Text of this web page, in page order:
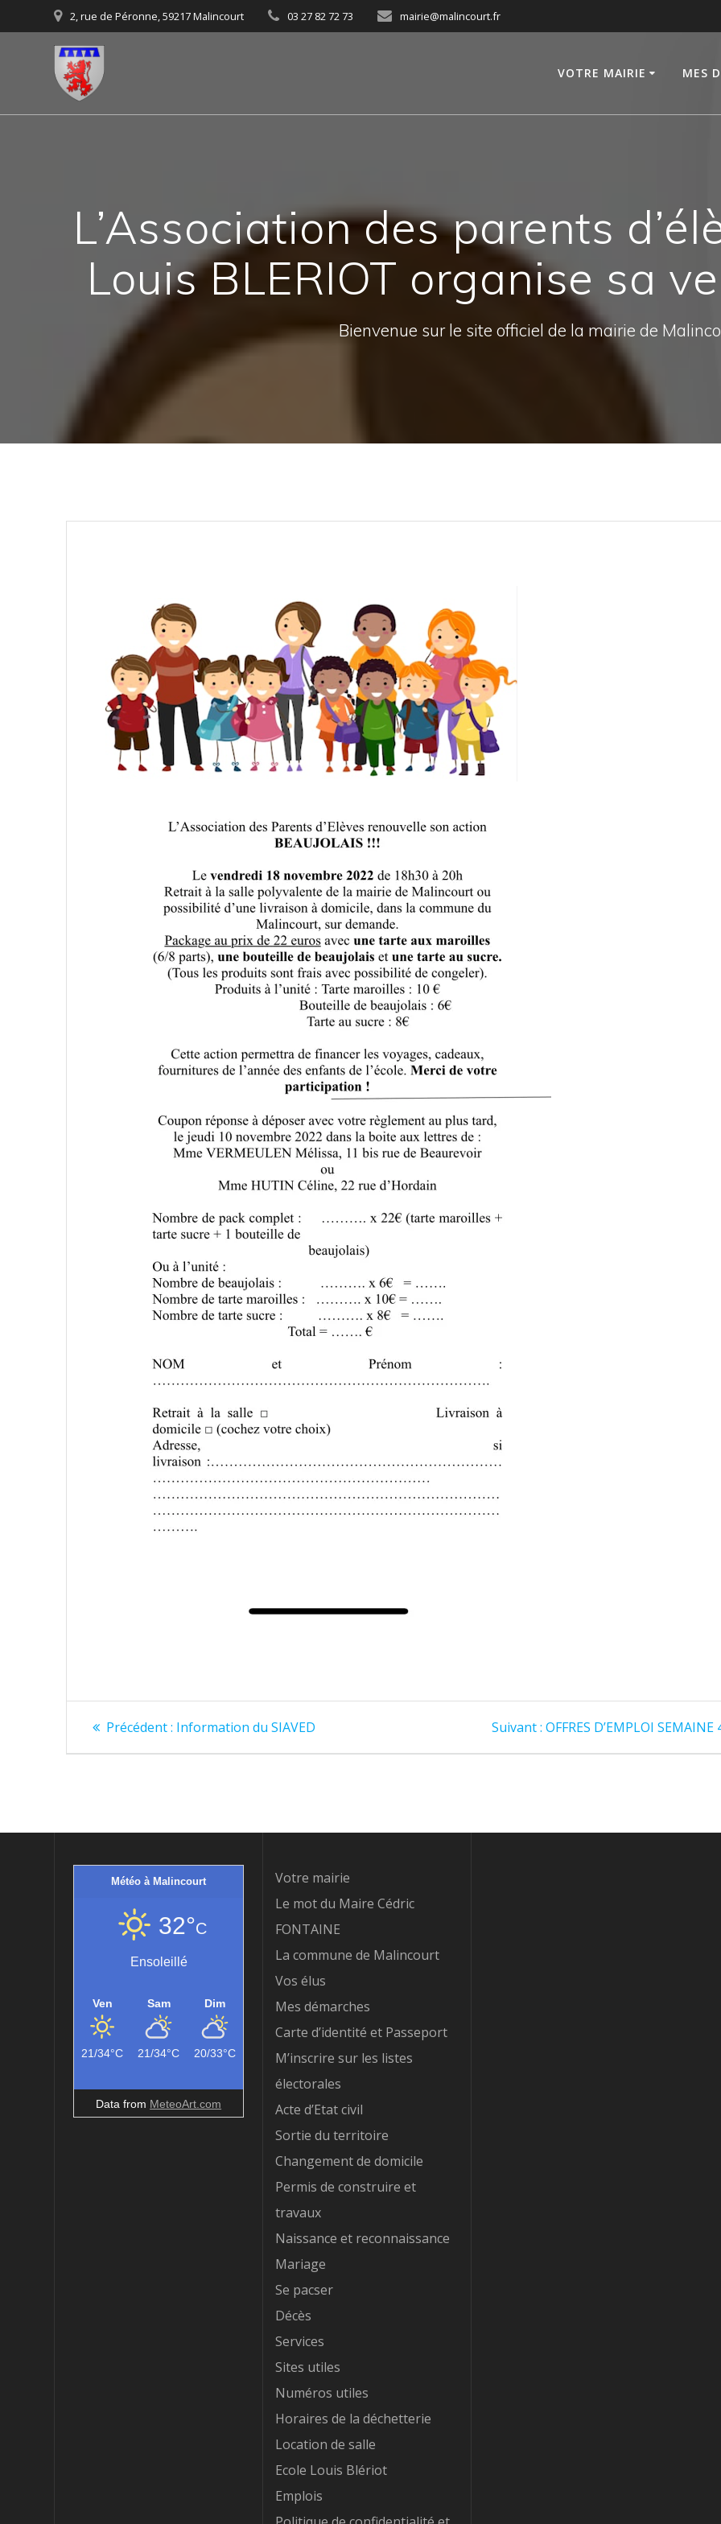
to
2, rue de Péronne, 59217 Malincourt 03 27 82 72 73 mairie@malincourt.fr
VOTRE MAIRIE MES
L’Association des parents
Louis BLERIOT organise sa
Bienvenue sur le site officiel de la mairie de
Navigation
de
Précédent : Article
Information du SIAVED Suivant : Article
OFFRES D’EMPLOI SEMAINE
Météo à Malincourt
32°C
Ensoleillé
Ven
21/34°C
Sam
21/34°C
Dim
20/33°C
Data from MeteoArt.com
Votre mairie
Le mot du Maire Cédric
FONTAINE
La commune de Malincourt
Vos élus
Mes démarches
Carte d’identité et Passeport
M’inscrire sur les listes
électorales
Acte d’Etat civil
Sortie du territoire
Changement de domicile
Permis de construire et
travaux
Naissance et reconnaissance
Mariage
Se pacser
Décès
Services
Sites utiles
Numéros utiles
Horaires de la déchetterie
Location de salle
Ecole Louis Blériot
Emplois